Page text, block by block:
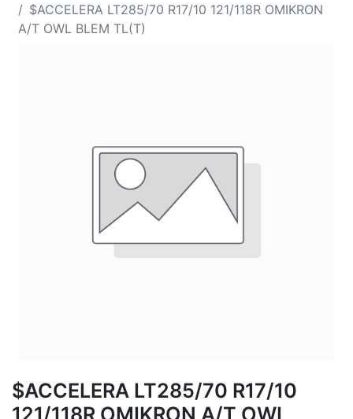
$ACCELERA LT285/70 R17/10 121/118R OMIKRON
A/T OWL BLEM TL(T)
$ACCELERA LT285/70 R17/10
121/118R OMIKRON A/T OWL